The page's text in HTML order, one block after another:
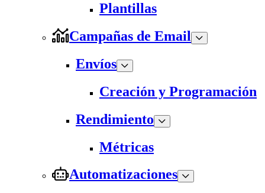
Plantillas
Campañas de Email
Envíos
Creación y Programación
Rendimiento
Métricas
Automatizaciones